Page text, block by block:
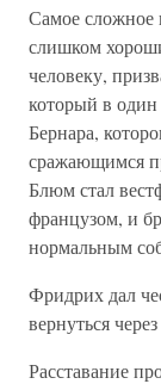
Самое сложное
слишком
человеку,
который в
Бернара,
сражающимся
Блюм стал
французом, и
нормальным
Фридрих дал
вернуться
Расставание